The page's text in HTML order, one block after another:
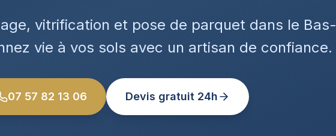
vitrification et pose de parquet dans le Bas-
vie à vos sols avec un artisan de confiance.
07 57 82 13 06 Devis gratuit 24h